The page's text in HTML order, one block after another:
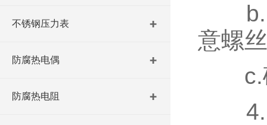
不锈钢压力表
防腐热电偶
防腐热电阻
b.用
意螺
c.确
4.连